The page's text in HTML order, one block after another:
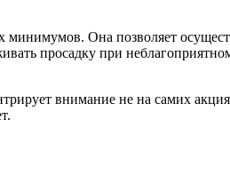
Она позволяет
просадку при
внимание не на самих